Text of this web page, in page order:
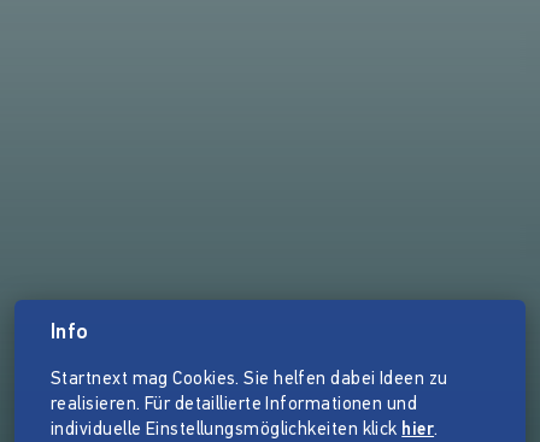
Info
Startnext mag Cookies. Sie helfen dabei Ideen zu
realisieren. Für detaillierte Informationen und
individuelle Einstellungsmöglichkeiten klick hier.